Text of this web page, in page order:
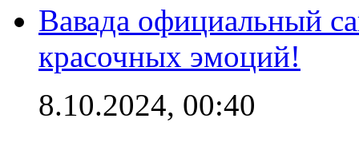
Вавада официальный
красочных эмоций!
8.10.2024, 00:40